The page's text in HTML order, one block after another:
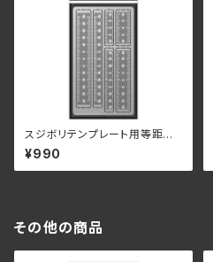
スジボリテンプレート用等距離
定規
¥990
その他の商品